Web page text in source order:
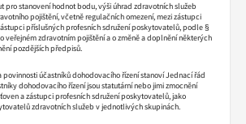
pro stanovení hodnot bodu, výši úhrad zdravotních služeb
pojištění, včetně regulačních omezení, mezi zástupci
příslušných profesních sdružení poskytovatelů, podle §
veřejném zdravotním pojištění a o změně a doplnění některých
pozdějších předpisů.
povinnosti účastníků dohodovacího řízení stanoví Jednací řád
dohodovacího řízení jsou statutární nebo jimi zmocnění
a zástupci profesních sdružení poskytovatelů, jako
zdravotních služeb v jednotlivých skupinách.